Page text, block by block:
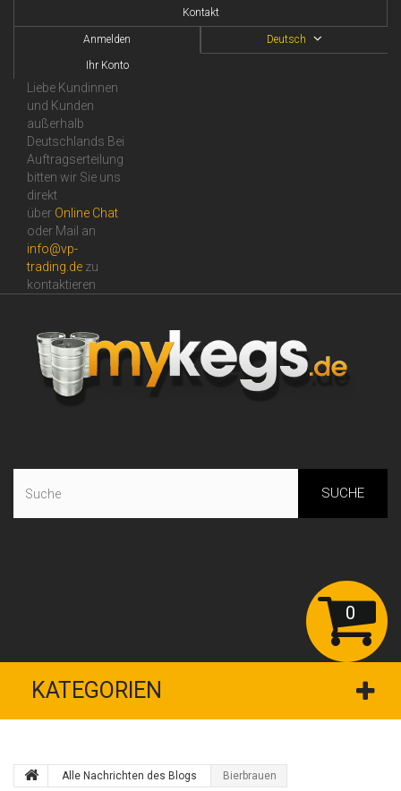
Kontakt
Deutsch
Anmelden
Ihr Konto
Liebe Kundinnen
und Kunden
außerhalb
Deutschlands Bei
Auftragserteilung
bitten wir Sie uns
direkt
über Online Сhat
oder Mail an
info@vp-
trading.de zu
kontaktieren
SUCHE
0
KATEGORIEN
Alle Nachrichten des Blogs Bierbrauen